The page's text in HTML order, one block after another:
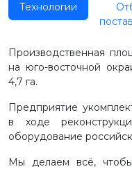
Технологии
Производственная
на юго-восточной
4,7 га.
Предприятие
в ходе
оборудование
Мы делаем всё,